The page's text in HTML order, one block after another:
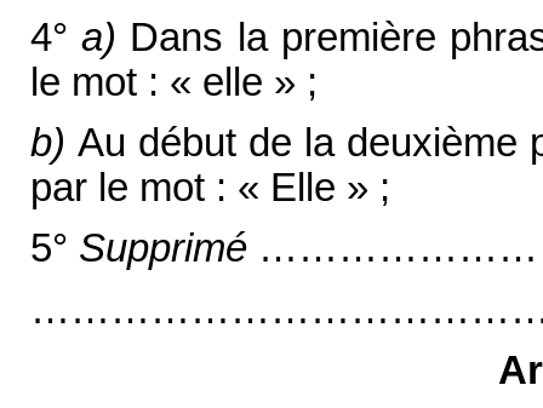
4° a) Dans la première
le mot : « elle » ;
b) Au début de la deuxième
par le mot : « Elle » ;
5° Supprimé